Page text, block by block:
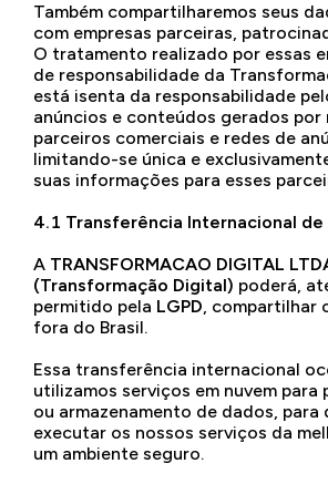
Também compartilharemos seus
com empresas parceiras,
O tratamento realizado por essas
de responsabilidade da
está isenta da responsabilidade
anúncios e conteúdos gerados por
parceiros comerciais e redes de
limitando-se única e
suas informações para esses
4.1 Transferência Internacional de
A TRANSFORMACAO DIGITAL
(Transformação Digital) poderá,
permitido pela LGPD, compartilhar
fora do Brasil.
Essa transferência internacional
utilizamos serviços em nuvem para
ou armazenamento de dados, para
executar os nossos serviços da
um ambiente seguro.